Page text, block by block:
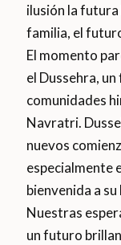
ilusión la futura
familia, el
El momento
el Dussehra,
comunidades
Navratri.
nuevos
especialmente
bienvenida a
Nuestras
un futuro